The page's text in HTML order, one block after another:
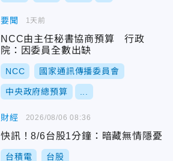
要聞
NCC由主任秘書協商預算 行政
院：因委員全數出缺
NCC 國家通訊傳播委員會
中央政府總預算
1天前
財經
快訊！8/6台股1分鐘：暗藏無情隱憂
台積電 台股
2026/08/06 08:36